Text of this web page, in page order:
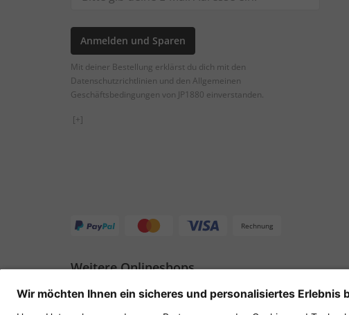
Anmelden und Sparen
Mit deiner Bestellung erklärst du dich mit den
Datenschutzrichtlinien und den Allgemeinen
Geschäftsbedingungen von JP1880 einverstanden.
[+]
Rechnung
Weitere Onlineshops
Schweiz